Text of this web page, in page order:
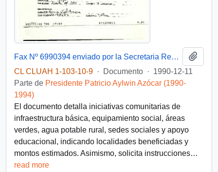
Fax Nº 6990394 enviado por la Secretaria Regional Ministerial de Gobierno de la VII Región al Subsecretario del Interior, mediante el cual remite un listado de proyectos sociales de urgencia correspondientes a las provincias de Curicó y Talca
CL CLUAH 1-103-10-9 · Documento · 1990-12-11
Parte de Presidente Patricio Aylwin Azócar (1990-
1994)
El documento detalla iniciativas comunitarias de
infraestructura básica, equipamiento social, áreas
verdes, agua potable rural, sedes sociales y apoyo
educacional, indicando localidades beneficiadas y
montos estimados. Asimismo, solicita instrucciones…
read more